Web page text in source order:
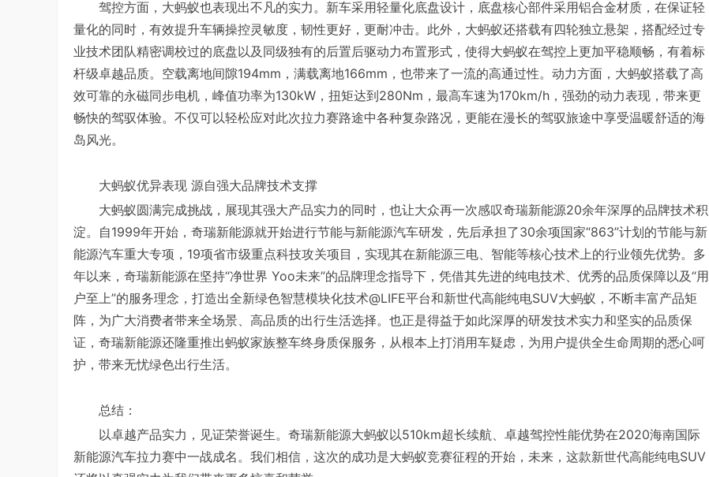
驾控方面，大蚂蚁也表现出不凡的实力。新车采用轻量化底盘设计，底盘核心部件采用铝合金材质，在保证轻
量化的同时，有效提升车辆操控灵敏度，韧性更好，更耐冲击。此外，大蚂蚁还搭载有四轮独立悬架，搭配经过专
业技术团队精密调校过的底盘以及同级独有的后置后驱动力布置形式，使得大蚂蚁在驾控上更加平稳顺畅，有着标
杆级卓越品质。空载离地间隙194mm，满载离地166mm，也带来了一流的高通过性。动力方面，大蚂蚁搭载了高
效可靠的永磁同步电机，峰值功率为130kW，扭矩达到280Nm，最高车速为170km/h，强劲的动力表现，带来更
畅快的驾驭体验。不仅可以轻松应对此次拉力赛路途中各种复杂路况，更能在漫长的驾驭旅途中享受温暖舒适的海
岛风光。
大蚂蚁优异表现 源自强大品牌技术支撑
大蚂蚁圆满完成挑战，展现其强大产品实力的同时，也让大众再一次感叹奇瑞新能源20余年深厚的品牌技术积
淀。自1999年开始，奇瑞新能源就开始进行节能与新能源汽车研发，先后承担了30余项国家“863”计划的节能与新
能源汽车重大专项，19项省市级重点科技攻关项目，实现其在新能源三电、智能等核心技术上的行业领先优势。多
年以来，奇瑞新能源在坚持“净世界 Yoo未来”的品牌理念指导下，凭借其先进的纯电技术、优秀的品质保障以及“用
户至上”的服务理念，打造出全新绿色智慧模块化技术@LIFE平台和新世代高能纯电SUV大蚂蚁，不断丰富产品矩
阵，为广大消费者带来全场景、高品质的出行生活选择。也正是得益于如此深厚的研发技术实力和坚实的品质保
证，奇瑞新能源还隆重推出蚂蚁家族整车终身质保服务，从根本上打消用车疑虑，为用户提供全生命周期的悉心呵
护，带来无忧绿色出行生活。
总结：
以卓越产品实力，见证荣誉诞生。奇瑞新能源大蚂蚁以510km超长续航、卓越驾控性能优势在2020海南国际
新能源汽车拉力赛中一战成名。我们相信，这次的成功是大蚂蚁竞赛征程的开始，未来，这款新世代高能纯电SUV